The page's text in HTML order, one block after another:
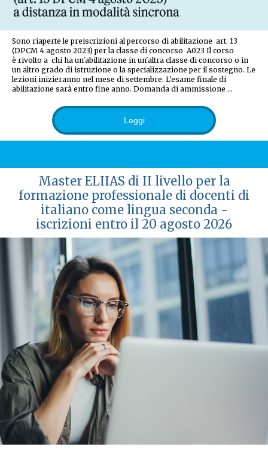
Sono riaperte le preiscrizioni al percorso di abilitazione art. 13
(DPCM 4 agosto 2023) per la classe di concorso A023 Il corso
è rivolto a chi ha un'abilitazione in un'altra classe di concorso o in
un altro grado di istruzione o la specializzazione per il sostegno. Le
lezioni inizieranno nel mese di settembre. L'esame finale di
abilitazione sarà entro fine anno. Domanda di ammissione …
Leggi
Master ELIIAS di II livello per la
formazione professionale di docenti di
italiano come lingua seconda -
iscrizioni entro il 20 agosto 2026